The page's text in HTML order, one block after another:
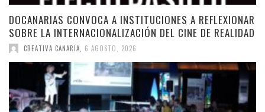
DOCANARIAS CONVOCA A INSTITUCIONES A REFLEXIONAR
SOBRE LA INTERNACIONALIZACIÓN DEL CINE DE REALIDAD
CREATIVA CANARIA 6 AGOSTO, 2026